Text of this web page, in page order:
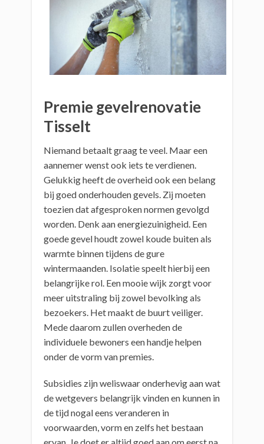
Premie gevelrenovatie
Tisselt
Niemand betaalt graag te veel. Maar een
aannemer wenst ook iets te verdienen.
Gelukkig heeft de overheid ook een belang
bij goed onderhouden gevels. Zij moeten
toezien dat afgesproken normen gevolgd
worden. Denk aan energiezuinigheid. Een
goede gevel houdt zowel koude buiten als
warmte binnen tijdens de gure
wintermaanden. Isolatie speelt hierbij een
belangrijke rol. Een mooie wijk zorgt voor
meer uitstraling bij zowel bevolking als
bezoekers. Het maakt de buurt veiliger.
Mede daarom zullen overheden de
individuele bewoners een handje helpen
onder de vorm van premies.
Subsidies zijn weliswaar onderhevig aan wat
de wetgevers belangrijk vinden en kunnen in
de tijd nogal eens veranderen in
voorwaarden, vorm en zelfs het bestaan